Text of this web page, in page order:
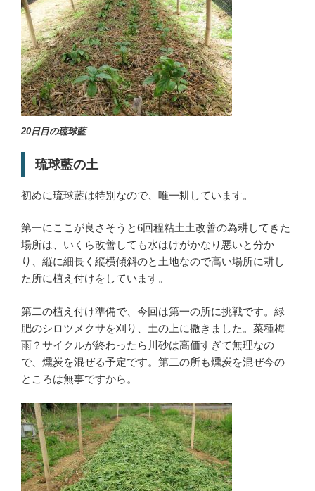
20日目の琉球藍
琉球藍の土
初めに琉球藍は特別なので、唯一耕しています。
第一にここが良さそうと6回程粘土土改善の為耕してきた
場所は、いくら改善しても水はけがかなり悪いと分か
り、縦に細長く縦横傾斜のと土地なので高い場所に耕し
た所に植え付けをしています。
第二の植え付け準備で、今回は第一の所に挑戦です。緑
肥のシロツメクサを刈り、土の上に撒きました。菜種梅
雨？サイクルが終わったら川砂は高価すぎて無理なの
で、燻炭を混ぜる予定です。第二の所も燻炭を混ぜ今の
ところは無事ですから。